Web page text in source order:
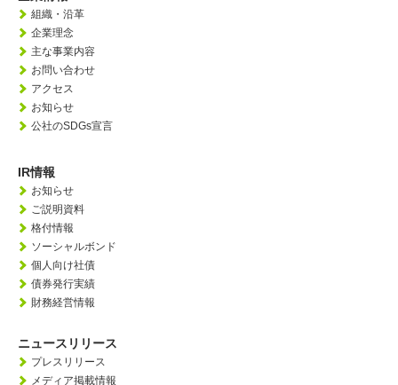
組織・沿革
企業理念
主な事業内容
お問い合わせ
アクセス
お知らせ
公社のSDGs宣言
IR情報
お知らせ
ご説明資料
格付情報
ソーシャルボンド
個人向け社債
債券発行実績
財務経営情報
ニュースリリース
プレスリリース
メディア掲載情報